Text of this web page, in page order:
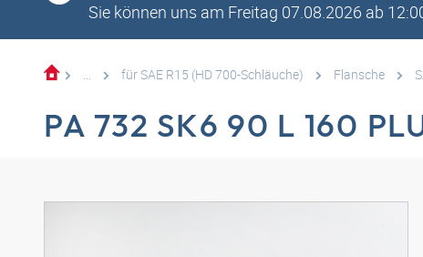
Sie können uns am Freitag 07.08.2026 ab
... für SAE R15 (HD 700-Schläuche) Flansche
PA 732 SK6 90 L 160